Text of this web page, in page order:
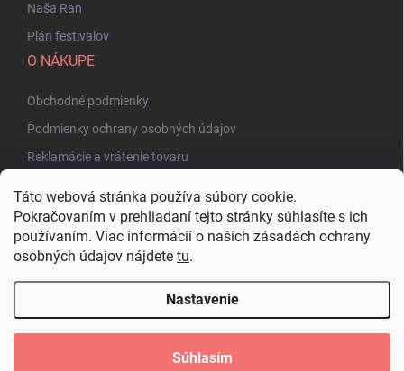
Táto webová stránka používa súbory cookie.
Pokračovaním v prehliadaní tejto stránky súhlasíte s ich
používaním. Viac informácií o našich zásadách ochrany
osobných údajov nájdete tu.
Nastavenie
Súhlasím
Naša Ran
Plán festivalov
O NÁKUPE
Obchodné podmienky
Podmienky ochrany osobných údajov
Reklamácie a vrátenie tovaru
Copyright 2026Bakuhatsu.eu. Všetky práva vyhradené.Upraviť nastavenie
cookies